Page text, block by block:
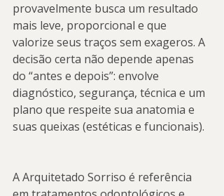
provavelmente busca um resultado
mais leve, proporcional e que
valorize seus traços sem exageros. A
decisão certa não depende apenas
do “antes e depois”: envolve
diagnóstico, segurança, técnica e um
plano que respeite sua anatomia e
suas queixas (estéticas e funcionais).
A Arquitetado Sorriso é referência